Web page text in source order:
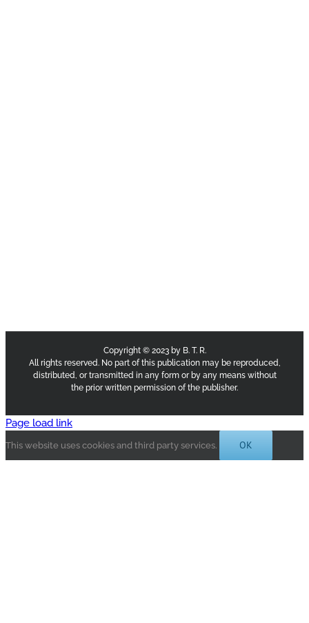
Copyright © 2023 by B. T. R.
All rights reserved. No part of this publication may be reproduced,
distributed, or transmitted in any form or by any means without
the prior written permission of the publisher.
Page load link
This website uses cookies and third party services. OK